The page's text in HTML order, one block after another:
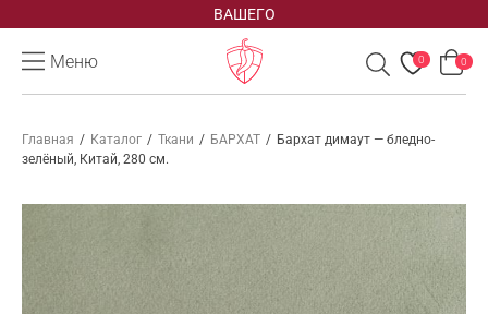
ВАШЕГО
Меню 0 0
Главная / Каталог / Ткани / БАРХАТ / Бархат димаут — бледно-
зелёный, Китай, 280 см.